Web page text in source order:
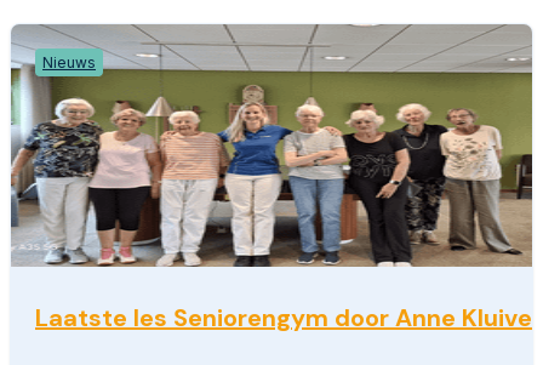
Nieuws
Laatste les Seniorengym door Anne